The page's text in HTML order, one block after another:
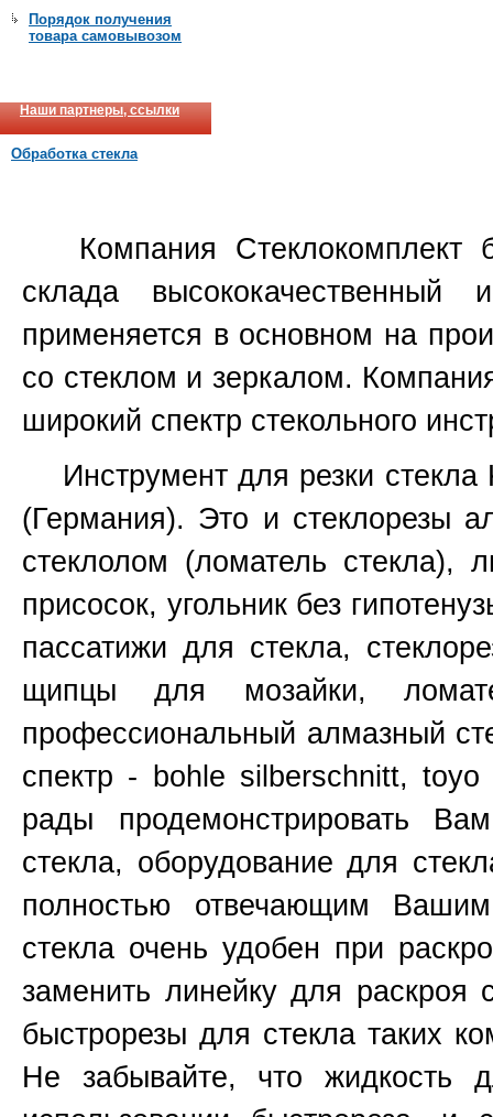
Порядок получения
товара самовывозом
Наши партнеры, ссылки
Обработка стекла
Компания Стеклокомплект
склада высококачественный
применяется в основном на
со стеклом и зеркалом.
широкий спектр стекольного
Инструмент для резки стекла
(Германия). Это и стеклорезы
стеклолом (ломатель стекла),
присосок, угольник без
пассатижи для стекла,
щипцы для мозайки,
профессиональный алмазный
спектр - bohle silberschnitt,
рады продемонстрировать
стекла, оборудование для
полностью отвечающим
стекла очень удобен при
заменить линейку для раскроя
быстрорезы для стекла таких
Не забывайте, что жидкость